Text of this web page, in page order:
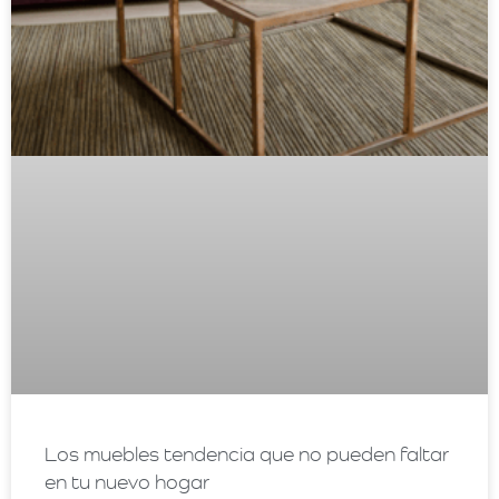
Los muebles tendencia que no pueden faltar
en tu nuevo hogar